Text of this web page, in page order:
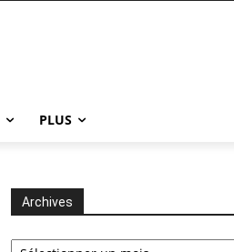
PLUS
Archives
Archives